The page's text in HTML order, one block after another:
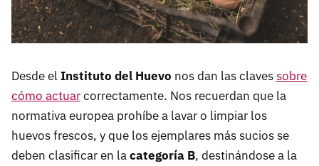
Desde el Instituto del Huevo nos dan las clavessobre
cómo actuarcorrectamente. Nos recuerdan que la
normativa europea prohíbe a lavar o limpiar los
huevos frescos, y que los ejemplares más sucios se
deben clasificar en lacategoría B, destinándose a la